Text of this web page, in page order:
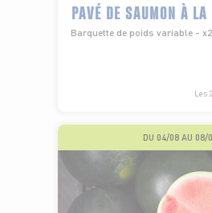
PAVÉ DE SAUMON À LA
Barquette de poids variable -
Les
DU 04/08 AU 08/